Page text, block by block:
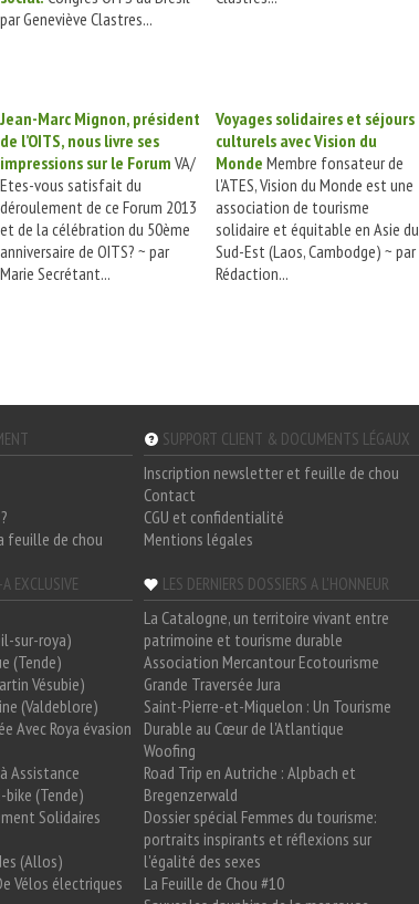
par Geneviève Clastres...
Jean-Marc Mignon, président
de l’OITS, nous livre ses
impressions sur le Forum VA/
Etes-vous satisfait du
déroulement de ce Forum 2013
et de la célébration du 50ème
anniversaire de OITS? ~ par
Marie Secrétant...
Voyages solidaires et séjours
culturels avec Vision du
Monde Membre fonsateur de
l'ATES, Vision du Monde est une
association de tourisme
solidaire et équitable en Asie du
Sud-Est (Laos, Cambodge) ~ par
Rédaction...
feuille de chou
SUPPORT CLIENT & DOCUMENTS LÉGAUX
Inscription newsletter et feuille de chou
Contact
CGU et confidentialité
Mentions légales
EXCLUSIVE
sur-roya)
(Tende)
Vésubie)
(Valdeblore)
Avec Roya évasion
Assistance
(Tende)
Solidaires
(Allos)
Vélos électriques
LES DERNIERS DOSSIERS A L'HONNEUR
La Catalogne, un territoire vivant entre
patrimoine et tourisme durable
Association Mercantour Ecotourisme
Grande Traversée Jura
Saint-Pierre-et-Miquelon : Un Tourisme
Durable au Cœur de l'Atlantique
Woofing
Road Trip en Autriche : Alpbach et
Bregenzerwald
Dossier spécial Femmes du tourisme:
portraits inspirants et réflexions sur
l'égalité des sexes
La Feuille de Chou #10